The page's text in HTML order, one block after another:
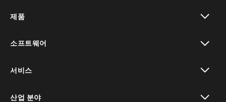
제품
소프트웨어
서비스
산업 분야